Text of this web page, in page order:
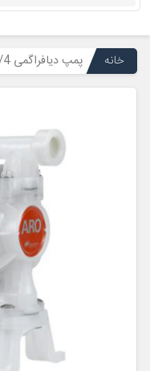
خانه پمپ دیافراگمی 3/4 اینچ آرو مدل Expert